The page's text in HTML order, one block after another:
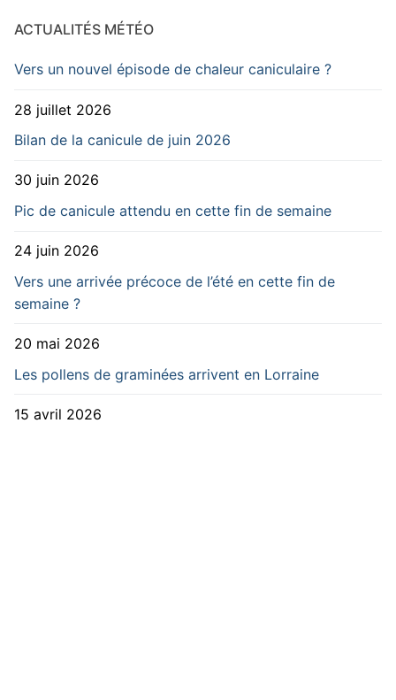
ACTUALITÉS MÉTÉO
Vers un nouvel épisode de chaleur caniculaire ?
28 juillet 2026
Bilan de la canicule de juin 2026
30 juin 2026
Pic de canicule attendu en cette fin de semaine
24 juin 2026
Vers une arrivée précoce de l’été en cette fin de
semaine ?
20 mai 2026
Les pollens de graminées arrivent en Lorraine
15 avril 2026